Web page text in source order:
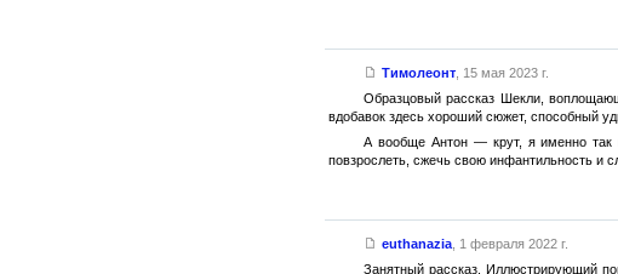
Тимолеонт, 15 мая 2023 г.
Образцовый рассказ Шекли,
вдобавок здесь хороший сюжет, способный
А вообще Антон — крут, я именно так
повзрослеть, сжечь свою инфантильность и
euthanazia, 1 февраля 2022 г.
Занятный рассказ. Иллюстрирующий